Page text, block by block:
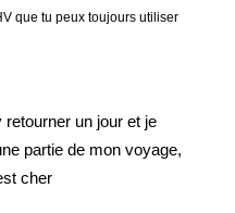
que tu peux toujours utiliser
un jour et je
partie de mon voyage,
cher